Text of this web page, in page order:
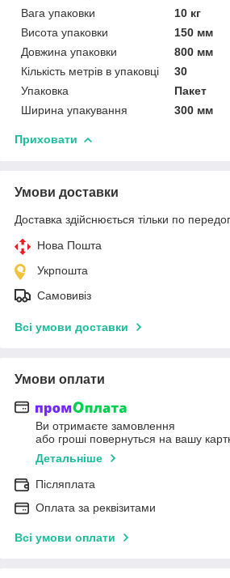
Вага упаковки
10 кг
Висота упаковки
150 мм
Довжина упаковки
800 мм
Кількість метрів в упаковці
30
Упаковка
Пакет
Ширина упакування
300 мм
Приховати
Умови доставки
Доставка здійснюється тільки по
Нова Пошта
Укрпошта
Самовивіз
Всі умови доставки
Умови оплати
Ви отримаєте замовлення
або гроші повернуться на вашу
Детальніше
Післяплата
Оплата за реквізитами
Всі умови оплати